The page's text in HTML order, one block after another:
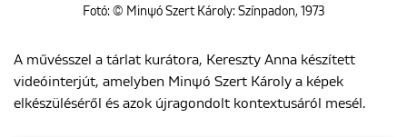
Fotó: © Minψó Szert Károly: Színpadon, 1973
A művésszel a tárlat kurátora, Kereszty Anna készített
videóinterjút, amelyben Minψó Szert Károly a képek
elkészüléséről és azok újragondolt kontextusáról mesél.